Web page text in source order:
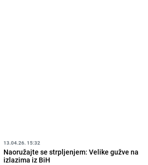
13.04.26. 15:32
Naoružajte se strpljenjem: Velike gužve na
izlazima iz BiH